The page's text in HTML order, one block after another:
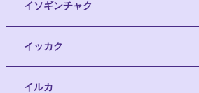
イソギンチャク
イッカク
イルカ